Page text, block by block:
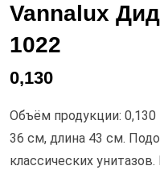
Vannalux
1022
0,130
Объём продукции:
36 см, длина 43 см.
классических